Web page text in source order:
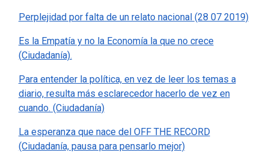
Perplejidad por falta de un relato nacional (28 07 2019)
Es la Empatía y no la Economía la que no crece
(Ciudadanía).
Para entender la política, en vez de leer los temas a
diario, resulta más esclarecedor hacerlo de vez en
cuando. (Ciudadanía)
La esperanza que nace del OFF THE RECORD
(Ciudadanía, pausa para pensarlo mejor)